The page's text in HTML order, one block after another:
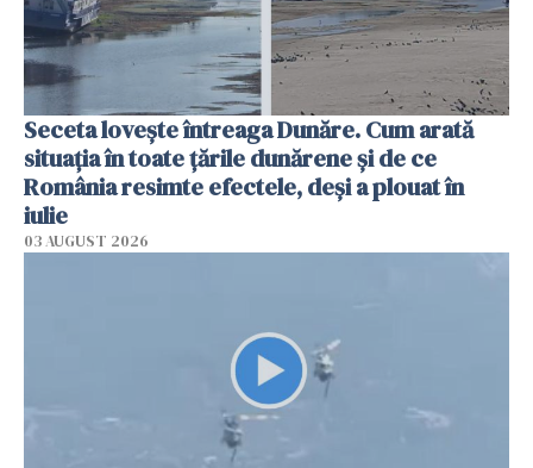
Seceta lovește întreaga Dunăre. Cum arată
situația în toate țările dunărene și de ce
România resimte efectele, deși a plouat în
iulie
03 AUGUST 2026